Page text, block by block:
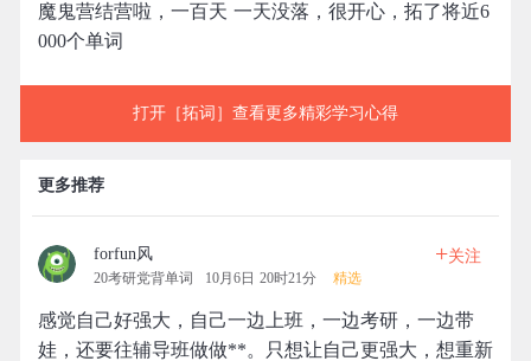
魔鬼营结营啦，一百天 一天没落，很开心，拓了将近6
000个单词
打开［拓词］查看更多精彩学习心得
更多推荐
forfun风
20考研党背单词 10月6日 20时21分 精选
+关注
感觉自己好强大，自己一边上班，一边考研，一边带
娃，还要往辅导班做做**。只想让自己更强大，想重新